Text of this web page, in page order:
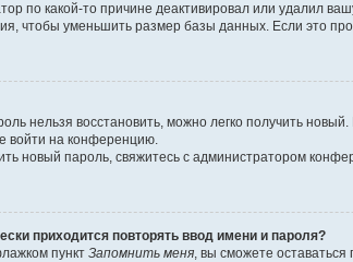
по какой-то причине деактивировал или удалил
чтобы уменьшить размер базы данных. Если это
нельзя восстановить, можно легко получить
войти на конференцию.
новый пароль, свяжитесь с администратором
приходится повторять ввод имени и пароля?
пункт Запомнить меня, вы сможете